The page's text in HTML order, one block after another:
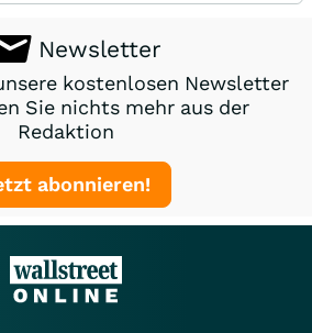
Newsletter
kostenlosen Newsletter
Sie nichts mehr aus der
Redaktion
abonnieren!